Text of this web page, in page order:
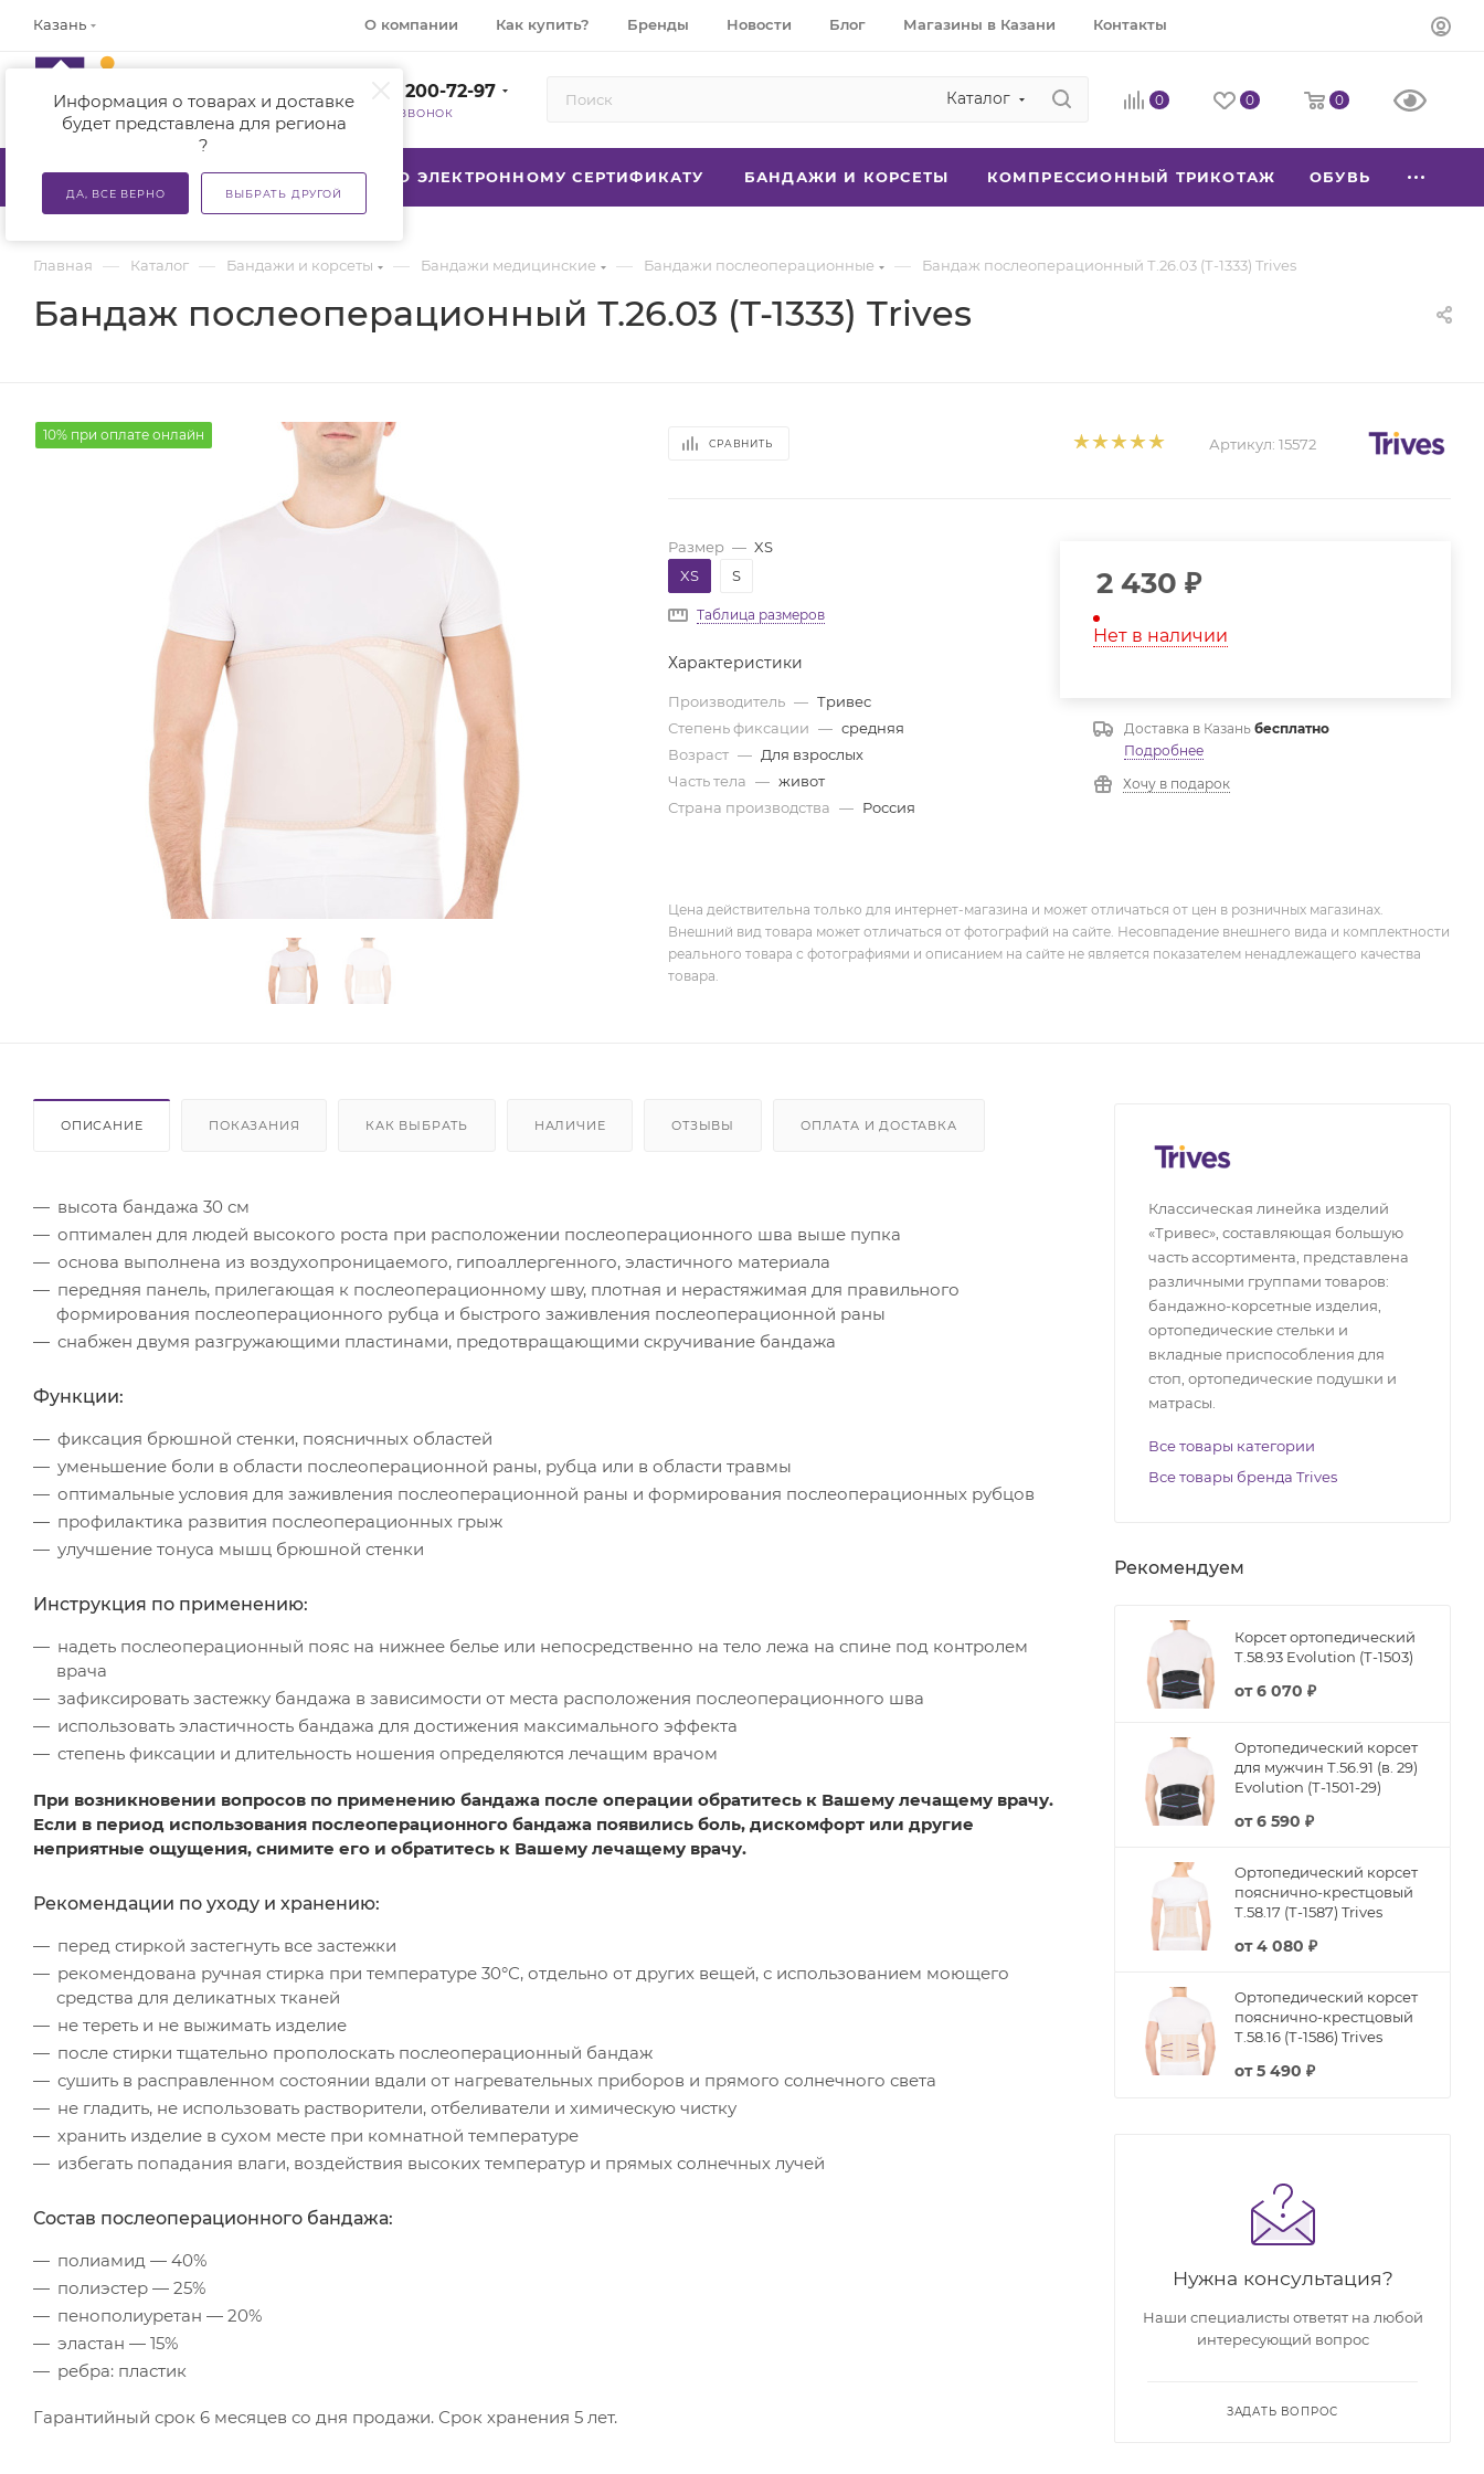
Казань
Информация о товарах и доставке
будет представлена для региона
?
ДА, ВСЕ ВЕРНО ВЫБРАТЬ ДРУГОЙ
О компании Как купить? Бренды Новости Блог Магазины в Казани Контакты
+7 (800) 200-72-97
ЗАКАЗАТЬ ЗВОНОК
Каталог 0 0 0
КАТАЛОГ АКЦИИ ТСР ПО ЭЛЕКТРОННОМУ СЕРТИФИКАТУ БАНДАЖИ И КОРСЕТЫ КОМПРЕССИОННЫЙ ТРИКОТАЖ ОБУВЬ
Главная — Каталог — Бандажи и корсеты — Бандажи медицинские — Бандажи послеоперационные — Бандаж послеоперационный Т.26.03 (Т-1333) Trives
Бандаж послеоперационный Т.26.03 (Т-1333) Trives
10% при оплате онлайн
СРАВНИТЬ Артикул: 15572
Размер — XS
XS
S
Таблица размеров
Характеристики
Производитель — Тривес
Степень фиксации — средняя
Возраст — Для взрослых
Часть тела — живот
Страна производства — Россия
2 430 ₽
Нет в наличии
Доставка в Казань бесплатно
Подробнее
Хочу в подарок
Цена действительна только для интернет-магазина и может отличаться от цен в розничных магазинах.
Внешний вид товара может отличаться от фотографий на сайте. Несовпадение внешнего вида и комплектности
реального товара с фотографиями и описанием на сайте не является показателем ненадлежащего качества
товара.
ОПИСАНИЕ ПОКАЗАНИЯ КАК ВЫБРАТЬ НАЛИЧИЕ ОТЗЫВЫ ОПЛАТА И ДОСТАВКА
высота бандажа 30 см
оптимален для людей высокого роста при расположении послеоперационного шва выше пупка
основа выполнена из воздухопроницаемого, гипоаллергенного, эластичного материала
передняя панель, прилегающая к послеоперационному шву, плотная и нерастяжимая для правильного
формирования послеоперационного рубца и быстрого заживления послеоперационной раны
снабжен двумя разгружающими пластинами, предотвращающими скручивание бандажа
Функции:
фиксация брюшной стенки, поясничных областей
уменьшение боли в области послеоперационной раны, рубца или в области травмы
оптимальные условия для заживления послеоперационной раны и формирования послеоперационных рубцов
профилактика развития послеоперационных грыж
улучшение тонуса мышц брюшной стенки
Инструкция по применению:
надеть послеоперационный пояс на нижнее белье или непосредственно на тело лежа на спине под контролем
врача
зафиксировать застежку бандажа в зависимости от места расположения послеоперационного шва
использовать эластичность бандажа для достижения максимального эффекта
степень фиксации и длительность ношения определяются лечащим врачом
При возникновении вопросов по применению бандажа после операции обратитесь к Вашему лечащему врачу.
Если в период использования послеоперационного бандажа появились боль, дискомфорт или другие
неприятные ощущения, снимите его и обратитесь к Вашему лечащему врачу.
Рекомендации по уходу и хранению:
перед стиркой застегнуть все застежки
рекомендована ручная стирка при температуре 30°С, отдельно от других вещей, с использованием моющего
средства для деликатных тканей
не тереть и не выжимать изделие
после стирки тщательно прополоскать послеоперационный бандаж
сушить в расправленном состоянии вдали от нагревательных приборов и прямого солнечного света
не гладить, не использовать растворители, отбеливатели и химическую чистку
хранить изделие в сухом месте при комнатной температуре
избегать попадания влаги, воздействия высоких температур и прямых солнечных лучей
Состав послеоперационного бандажа:
полиамид — 40%
полиэстер — 25%
пенополиуретан — 20%
эластан — 15%
ребра: пластик
Гарантийный срок 6 месяцев со дня продажи. Срок хранения 5 лет.
Классическая линейка изделий
«Тривес», составляющая большую
часть ассортимента, представлена
различными группами товаров:
бандажно-корсетные изделия,
ортопедические стельки и
вкладные приспособления для
стоп, ортопедические подушки и
матрасы.
Все товары категории
Все товары бренда Trives
Рекомендуем
Корсет ортопедический
Т.58.93 Evolution (Т-1503)
от6 070 ₽
Ортопедический корсет
для мужчин Т.56.91 (в. 29)
Evolution (Т-1501-29)
от6 590 ₽
Ортопедический корсет
пояснично-крестцовый
Т.58.17 (Т-1587) Trives
от4 080 ₽
Ортопедический корсет
пояснично-крестцовый
Т.58.16 (Т-1586) Trives
от5 490 ₽
Нужна консультация?
Наши специалисты ответят на любой
интересующий вопрос
ЗАДАТЬ ВОПРОС